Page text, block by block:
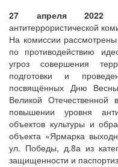
27 апреля 2022
антитеррористической
На комиссии
по противодействию
угроз совершения
подготовки и
посвящённых Дню
Великой
повышении уровня
объектов культуры и
объекта «Ярмарка
ул. Победы, д.8а из
защищенности и